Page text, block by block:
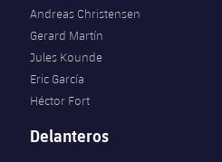
Andreas Christensen
Gerard Martín
Jules Kounde
Eric García
Héctor Fort
Delanteros